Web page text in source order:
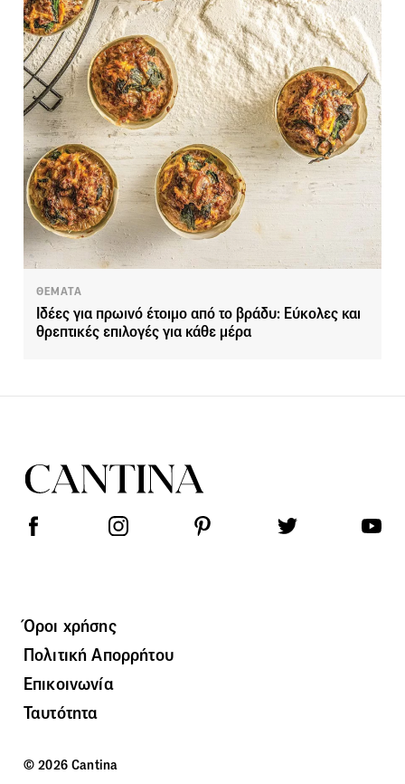
ΘΕΜΑΤΑ
Ιδέες για πρωινό έτοιμο από το βράδυ: Εύκολες και
θρεπτικές επιλογές για κάθε μέρα
Όροι χρήσης
Πολιτική Απορρήτου
Επικοινωνία
Ταυτότητα
© 2026 Cantina